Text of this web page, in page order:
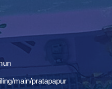
main/pratapapur